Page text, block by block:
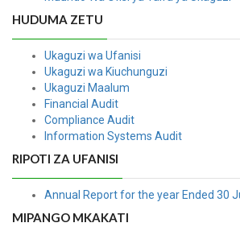
HUDUMA ZETU
Ukaguzi wa Ufanisi
Ukaguzi wa Kiuchunguzi
Ukaguzi Maalum
Financial Audit
Compliance Audit
Information Systems Audit
RIPOTI ZA UFANISI
Annual Report for the year Ended 30
MIPANGO MKAKATI